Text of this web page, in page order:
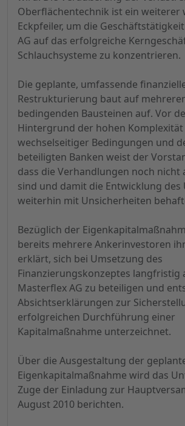
Oberflächentechnik ist ein weiterer
Eckpfeiler, um die
AG auf das erfolgreiche
Schlauchsysteme zu konzentrieren.
Die geplante, umfassende
Restrukturierung baut auf
bedingenden Bausteinen auf. Vor
Hintergrund der hohen Komplexität
wechselseitiger Bedingungen und
beteiligten Banken weist der
dass die Verhandlungen noch nicht
sind und damit die Entwicklung des
weiterhin mit Unsicherheiten
Bezüglich der
bereits mehrere Ankerinvestoren
erklärt, sich bei Umsetzung des
Finanzierungskonzeptes langfristig
Masterflex AG zu beteiligen und
Absichtserklärungen zur
erfolgreichen Durchführung einer
Kapitalmaßnahme unterzeichnet.
Über die Ausgestaltung der
Eigenkapitalmaßnahme wird das
Zuge der Einladung zur
August 2010 berichten.